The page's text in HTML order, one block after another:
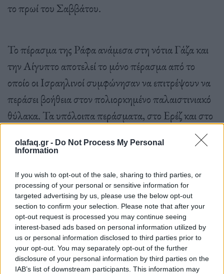
olafaq.gr - Do Not Process My Personal
Information
If you wish to opt-out of the sale, sharing to third parties, or
processing of your personal or sensitive information for
targeted advertising by us, please use the below opt-out
section to confirm your selection. Please note that after your
opt-out request is processed you may continue seeing
interest-based ads based on personal information utilized by
us or personal information disclosed to third parties prior to
your opt-out. You may separately opt-out of the further
disclosure of your personal information by third parties on the
IAB’s list of downstream participants. This information may
το πρωί του Σαββάτου.
Το πέρασμα της Ράφα ανάμεσα στη νότια Γάζα και
την Αίγυπτο αποτελεί το μόνο πέρασμα από το
οποίο οι Ισραηλινοί συμφώνησαν να επιτρέψουν να
περάσει βοήθεια στον πολιορκημένο παλαιστινιακό
θύλακα. Τα υπόλοιπα περάσματα, στο Ερέζ και στο
Κερέμ Σαλόμ στα σύνορα Γάζας και Ισραήλ, έχουν
αποκλειστεί από τις ισραηλινές δυνάμεις.
Το πέρασμα βρίσκεται στο νότιο τμήμα της
Λωρίδας της Γάζας, μιας στενής λωρίδας γης όπου
κατοικούν 2,3 εκατ. άνθρωποι και βρίσκεται μεταξύ
του Ισραήλ, της Αιγύπτου και της Μεσογείου.